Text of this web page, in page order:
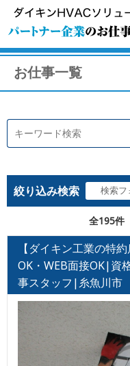
お仕事一覧
絞り込み検索
全195件
【ダイキン工業の特
OK・WEB面接OK|資
事スタッフ|糸魚川市